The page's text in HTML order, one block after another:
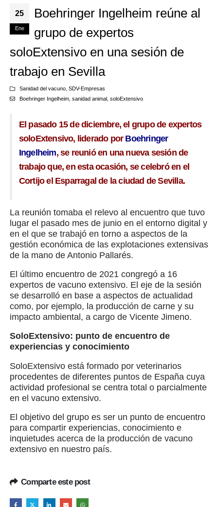
25
Ene
Boehringer Ingelheim reúne al
grupo de expertos
soloExtensivo en una sesión de
trabajo en Sevilla
Sanidad del vacuno, SDV-Empresas
Boehringer Ingelheim, sanidad animal, soloExtensivo
El pasado 15 de diciembre, el grupo de expertos
soloExtensivo, liderado por Boehringer
Ingelheim, se reunió en una nueva sesión de
trabajo que, en esta ocasión, se celebró en el
Cortijo el Esparragal de la ciudad de Sevilla.
La reunión tomaba el relevo al encuentro que tuvo
lugar el pasado mes de junio en el entorno digital y
en el que se trabajó en torno a aspectos de la
gestión económica de las explotaciones extensivas
de la mano de Antonio Pallarés.
El último encuentro de 2021 congregó a 16
expertos de vacuno extensivo. El eje de la sesión
se desarrolló en base a aspectos de actualidad
como, por ejemplo, la producción de carne y su
impacto ambiental, a cargo de Vicente Jimeno.
SoloExtensivo: punto de encuentro de
experiencias y conocimiento
SoloExtensivo está formado por veterinarios
procedentes de diferentes puntos de España cuya
actividad profesional se centra total o parcialmente
en el vacuno extensivo.
El objetivo del grupo es ser un punto de encuentro
para compartir experiencias, conocimiento e
inquietudes acerca de la producción de vacuno
extensivo en nuestro país.
Comparte este post